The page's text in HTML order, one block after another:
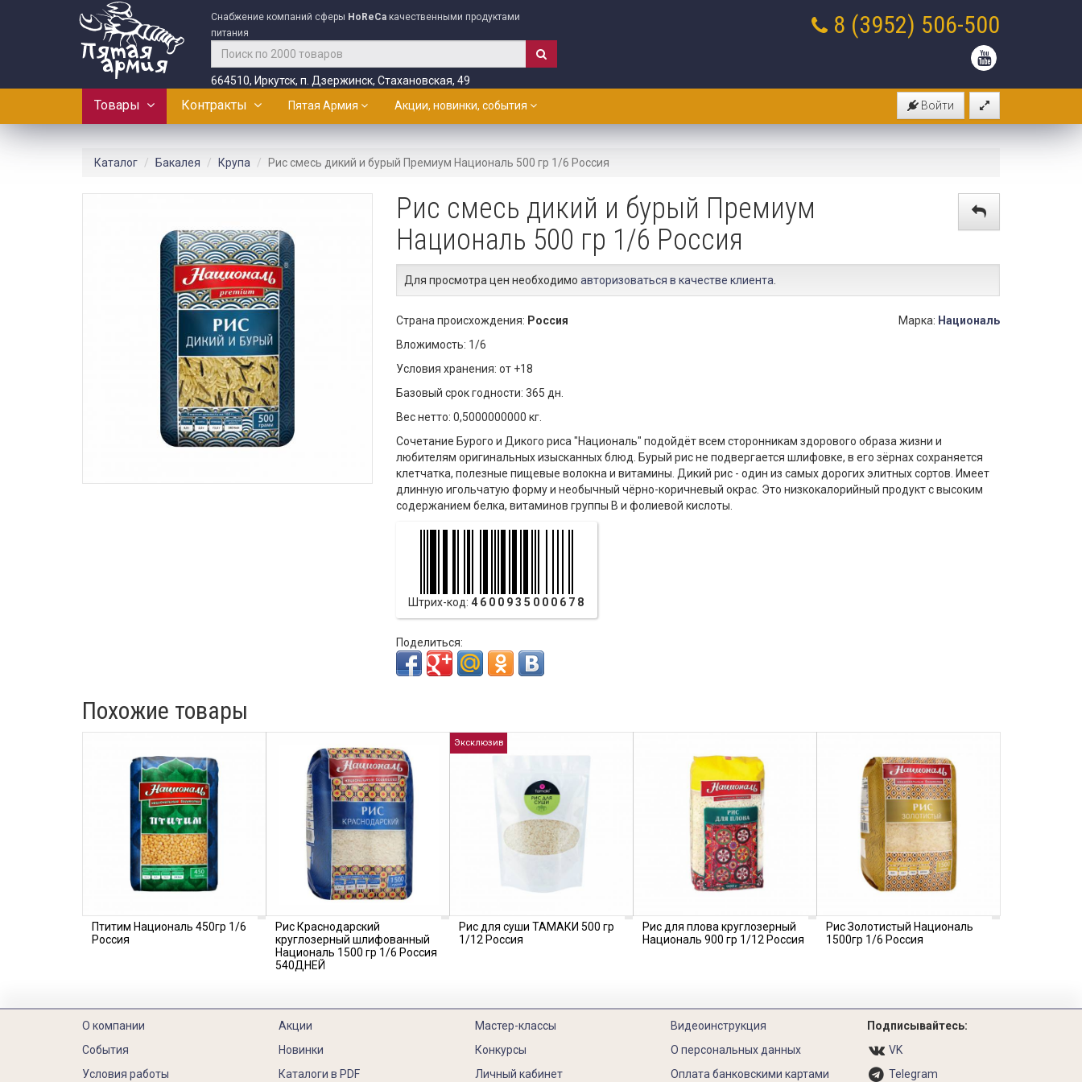
Снабжение компаний сферы HoReCa качественными продуктами
питания
664510, Иркутск, п. Дзержинск, Стахановская, 49
8 (3952) 506-500
Войти
Товары Контракты Пятая Армия Акции, новинки, события
Каталог Бакалея Крупа Рис смесь дикий и бурый Премиум Националь 500 гр 1/6 Россия
Рис смесь дикий и бурый Премиум
Националь 500 гр 1/6 Россия
Для просмотра цен необходимо авторизоваться в качестве клиента
Страна происхождения: Россия
Вложимость: 1/6
Условия хранения: от +18
Базовый срок годности: 365 дн.
Вес нетто: 0,5000000000 кг.
Марка: Националь
Сочетание Бурого и Дикого риса "Националь" подойдёт всем сторонникам здорового образа жизни и
любителям оригинальных изысканных блюд. Бурый рис не подвергается шлифовке, в его зёрнах сохраняется
клетчатка, полезные пищевые волокна и витамины. Дикий рис - один из самых дорогих элитных сортов. Имеет
длинную игольчатую форму и необычный чёрно-коричневый окрас. Это низкокалорийный продукт с высоким
содержанием белка, витаминов группы В и фолиевой кислоты.
Штрих-код: 4600935000678
Поделиться:
Похожие товары
Птитим Националь 450гр 1/6
Россия
Рис Краснодарский
круглозерный шлифованный
Националь 1500 гр 1/6 Россия
540ДНЕЙ
Эксклюзив
Рис для суши ТАМАКИ 500 гр
1/12 Россия
Рис для плова круглозерный
Националь 900 гр 1/12 Россия
Рис Золотистый Националь
1500гр 1/6 Россия
О компании
События
Условия работы
Акции
Новинки
Каталоги в PDF
Мастер-классы
Конкурсы
Личный кабинет
Видеоинструкция
О персональных данных
Оплата банковскими картами
Подписывайтесь:
VK
Telegram